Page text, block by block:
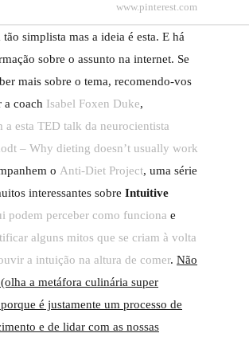
www.pinterest.com
tão simplista mas a ideia é esta. E há
sobre o assunto na internet. Se
mais sobre o tema, recomendo-vos
a coach Isabel Foxen Duke,
a esta TED talk da neurocientista
– Why dieting doesn’t usually work
o Anti-Diet Project, uma série
interessantes sobre Intuitive
podem perceber como funciona e
alguns mitos que se criam à volta
a intuição na altura de comer. Não
a metáfora culinária super
é justamente um processo de
e de lidar com as nossas